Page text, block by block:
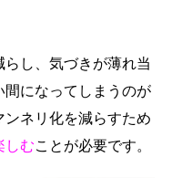
し、気づきが薄れ当
間になってしまうのが
ネリ化を減らすため
しむことが必要です。